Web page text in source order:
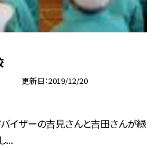
更新日 2019/12/20
バイザーの吉見さんと吉田さんが緑
...